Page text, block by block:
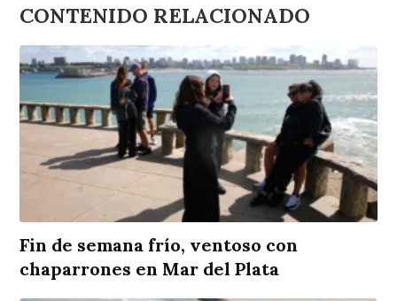
CONTENIDO RELACIONADO
Fin de semana frío, ventoso con
chaparrones en Mar del Plata